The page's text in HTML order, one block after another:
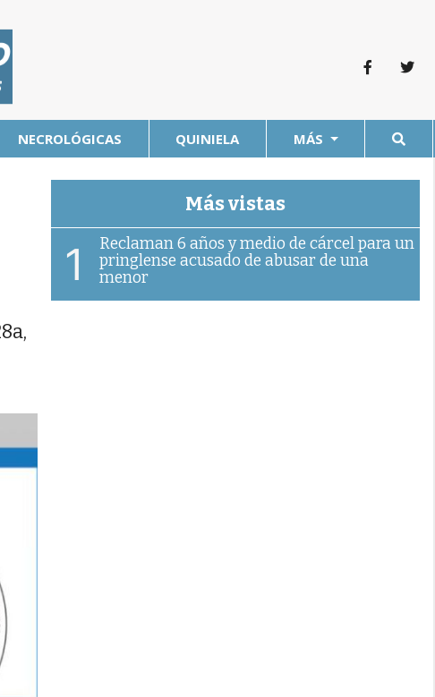
NECROLÓGICAS QUINIELA MÁS
Más vistas
1
Reclaman 6 años y medio de cárcel para un
pringlense acusado de abusar de una
menor